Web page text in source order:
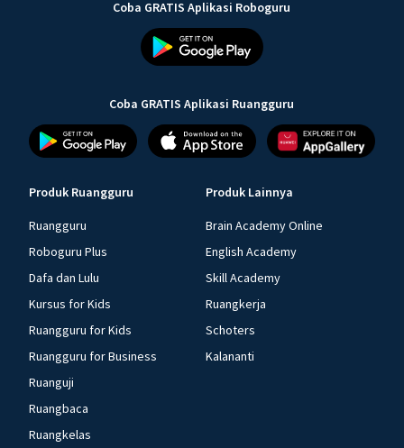
Coba GRATIS Aplikasi Roboguru
Coba GRATIS Aplikasi Ruangguru
Produk Ruangguru
Ruangguru
Roboguru Plus
Dafa dan Lulu
Kursus for Kids
Ruangguru for Kids
Ruangguru for Business
Ruanguji
Ruangbaca
Ruangkelas
Produk Lainnya
Brain Academy Online
English Academy
Skill Academy
Ruangkerja
Schoters
Kalananti